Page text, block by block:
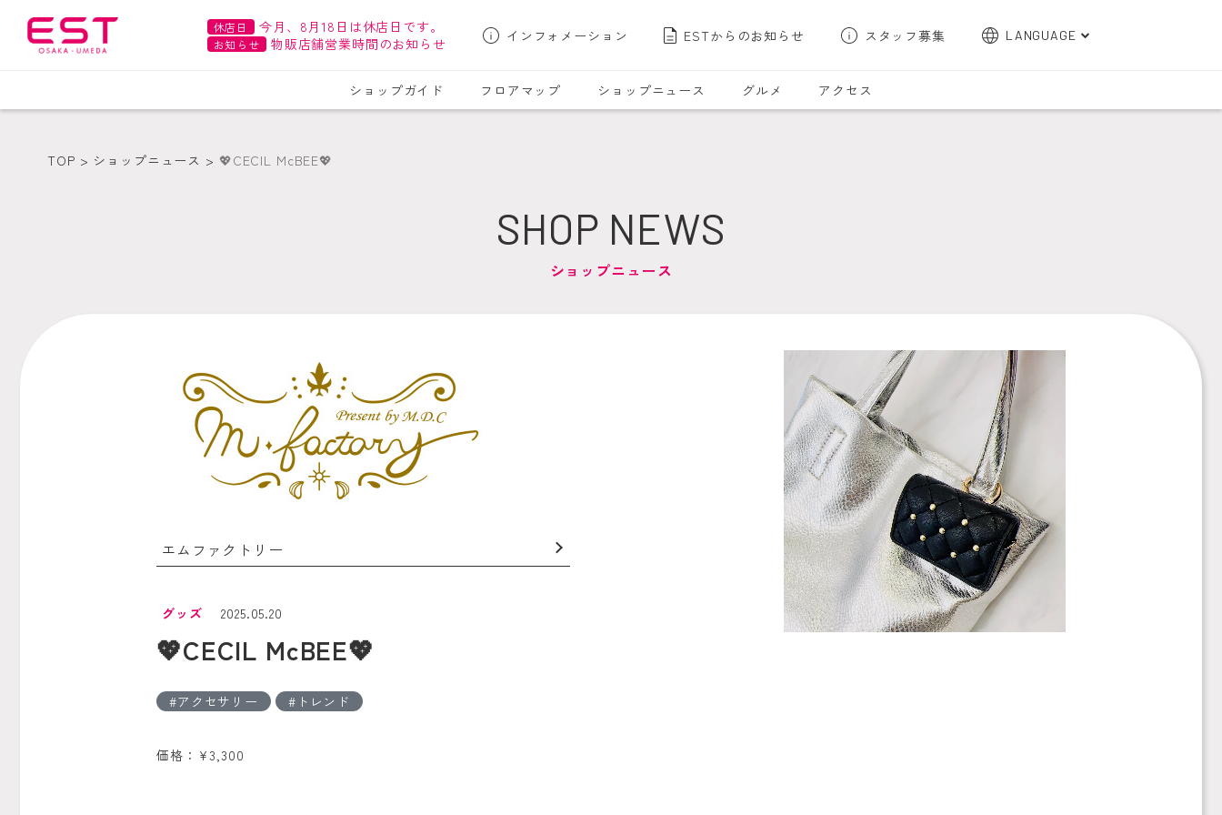
休店日 今月、8月18日は休店日です。
お知らせ 物販店舗営業時間のお知らせ インフォメーション ESTからのお知らせ スタッフ募集 LANGUAGE
한국어
ショップガイド フロアマップ ショップニュース グルメ アクセス
TOP ショップニュース 💖CECIL McBEE💖
SHOP NEWS
ショップニュース
エムファクトリー
グッズ 2025.05.20
💖CECIL McBEE💖
アクセサリー トレンド
価格：¥3,300